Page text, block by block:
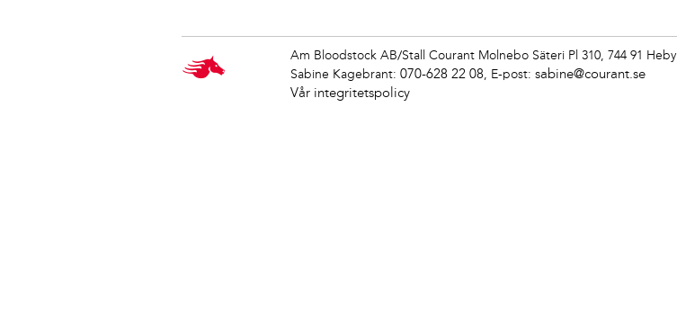
Am Bloodstock AB/Stall Courant Molnebo Säteri Pl 310, 744 91 Heby
Sabine Kagebrant:070-628 22 08, E-post:sabine@courant.se
Vår integritetspolicy